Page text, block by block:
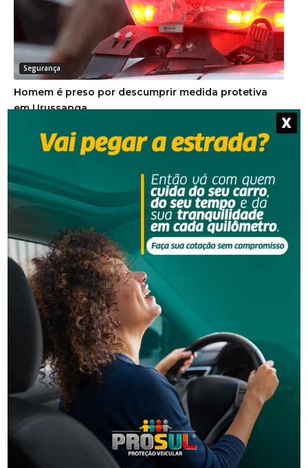
Segurança
Homem é preso por descumprir medida protetiva
em Urussanga
Segurança
Golpe do falso advogado em Urussanga deixa vítima
com prejuízo de R$ 51 mil
Homem que beijou criança de 11 anos à força agora
X